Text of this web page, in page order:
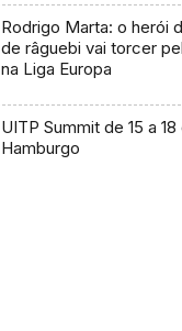
Rodrigo Marta: o herói
de râguebi vai torcer
na Liga Europa
UITP Summit de 15 a
Hamburgo